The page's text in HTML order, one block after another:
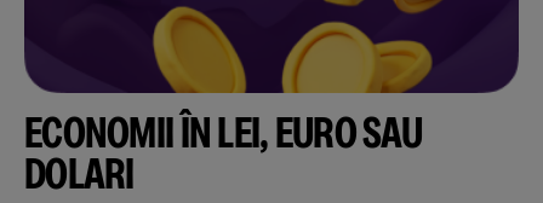
ECONOMII ÎN LEI, EURO SAU
DOLARI